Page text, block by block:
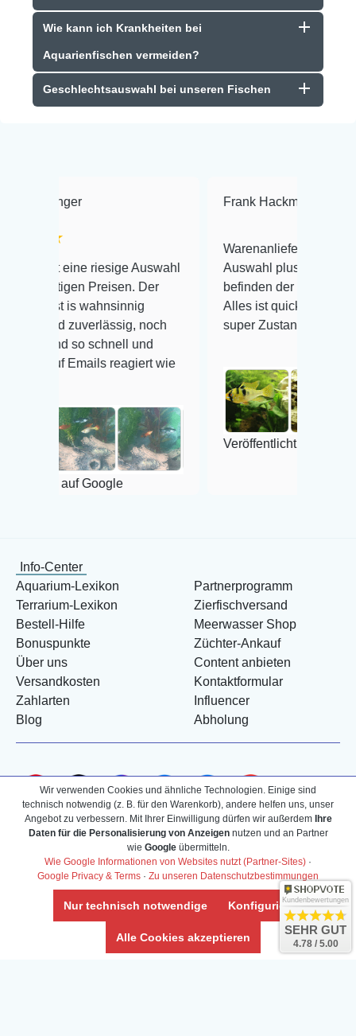
Wie kann ich Krankheiten bei
Aquarienfischen vermeiden?
Geschlechtsauswahl bei unseren Fischen
Auswahl
Der
noch
und
reagiert wie
Frank Hackmayer ★★★★
Warenanlieferung Top und die
Auswahl plus gesundheitliches
befinden der Fische einwandfrei.
Alles ist quick lebendig und im
super Zustand. Gerne wieder 😃
Veröffentlicht auf Google
Info-Center
Aquarium-Lexikon
Terrarium-Lexikon
Bestell-Hilfe
Bonuspunkte
Über uns
Versandkosten
Zahlarten
Blog
Partnerprogramm
Zierfischversand
Meerwasser Shop
Züchter-Ankauf
Content anbieten
Kontaktformular
Influencer
Abholung
Wir verwenden Cookies und ähnliche Technologien. Einige sind
technisch notwendig (z. B. für den Warenkorb), andere helfen uns, unser
Angebot zu verbessern. Mit Ihrer Einwilligung dürfen wir außerdem Ihre
Daten für die Personalisierung von Anzeigennutzen und an Partner
wie Googleübermitteln.
Wie Google Informationen von Websites nutzt (Partner-Sites) ·
Google Privacy & Terms · Zu unseren Datenschutzbestimmungen
Nur technisch notwendige Konfigurieren
Alle Cookies akzeptieren
Kundenbewertungen
SEHR GUT
4.78 / 5.00